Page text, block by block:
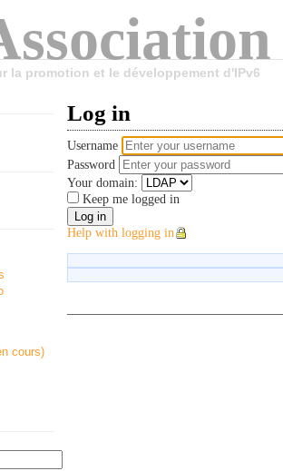
la promotion et le développement d'IPv6
Log in
Username
Password
Your domain:
Keep me logged in
Help with logging in
cours)